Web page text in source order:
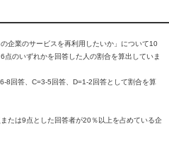
企業のサービスを再利用したいか」について10
のいずれかを回答した人の割合を算出していま
8回答、C=3-5回答、D=1-2回答として割合を算
たは9点とした回答者が20％以上を占めている企